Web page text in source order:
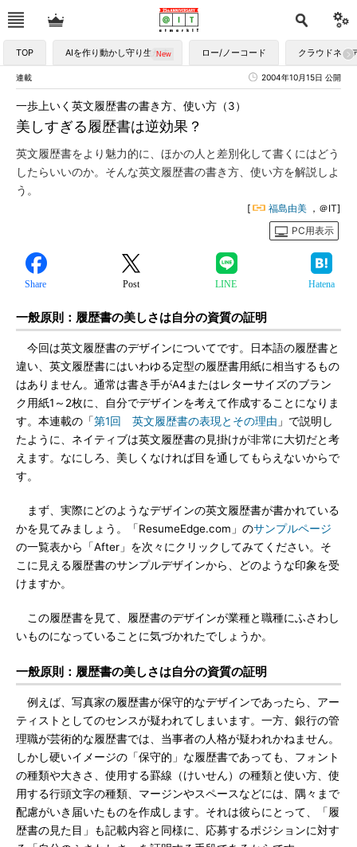
TOP AIを作り動かし守り生かす ロー/ノーコード クラウドネイ
連載 2004年10月15日 公開
美しすぎる履歴書は逆効果？
一歩上いく英文履歴書の書き方、使い方（3）
英文履歴書をより魅力的に、ほかの人と差別化して書くにはどう
したらいいのか。そんな英文履歴書の書き方、使い方を解説しよ
う。
[ 福島由美 ，＠IT]
PC用表示
Share Post LINE Hatena
一般原則：履歴書の美しさは自分の資質の証明
今回は英文履歴書のデザインについてです。日本語の履歴書と
違い、英文履歴書にはいわゆる定型の履歴書用紙に相当するもの
はありません。通常は書き手がA4またはレターサイズのブラン
ク用紙1～2枚に、自分でデザインを考えて作成することになりま
す。本連載の「第1回 英文履歴書の表現とその理由 」で説明し
たように、ネイティブは英文履歴書の見掛けが非常に大切だと考
えます。なにしろ、美しくなければ目を通してもらえないからで
す。
まず、実際にどのようなデザインの英文履歴書が書かれている
かを見てみましょう。「ResumeEdge.com」のサンプルページ
の一覧表から「After」を次々にクリックしてみてください。そ
こに見える履歴書のサンプルデザインから、どのような印象を受
けますか。
この履歴書を見て、履歴書のデザインが業種と職種にふさわし
いものになっていることに気づかれたでしょうか。
一般原則：履歴書の美しさは自分の資質の証明
例えば、写真家の履歴書が保守的なデザインであったら、アー
ティストとしてのセンスが疑われてしまいます。一方、銀行の管
理職が芸術的な履歴書では、当事者の人格が疑われかねません。
しかし硬いイメージの「保守的」な履歴書であっても、フォント
の種類や大きさ、使用する罫線（けいせん）の種類と使い方、使
用する行頭文字の種類、マージンやスペースなどには、隅々まで
配慮がいき届いたものを作成します。それは彼らにとって、「履
歴書の見た目」も記載内容と同様に、応募するポジションに対す